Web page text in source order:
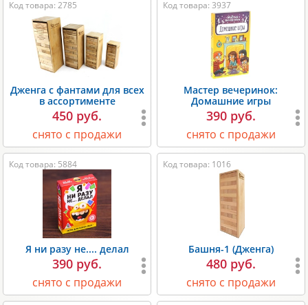
Код товара: 2785
Дженга с фантами для всех
в ассортименте
450 руб.
снято с продажи
Код товара: 3937
Мастер вечеринок:
Домашние игры
390 руб.
снято с продажи
Код товара: 5884
Я ни разу не.... делал
390 руб.
снято с продажи
Код товара: 1016
Башня-1 (Дженга)
480 руб.
снято с продажи